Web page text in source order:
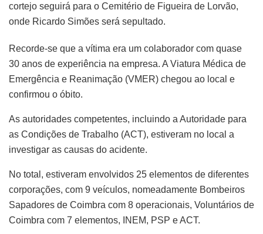
cortejo seguirá para o Cemitério de Figueira de Lorvão,
onde Ricardo Simões será sepultado.
Recorde-se que a vítima era um colaborador com quase
30 anos de experiência na empresa. A Viatura Médica de
Emergência e Reanimação (VMER) chegou ao local e
confirmou o óbito.
As autoridades competentes, incluindo a Autoridade para
as Condições de Trabalho (ACT), estiveram no local a
investigar as causas do acidente.
No total, estiveram envolvidos 25 elementos de diferentes
corporações, com 9 veículos, nomeadamente Bombeiros
Sapadores de Coimbra com 8 operacionais, Voluntários de
Coimbra com 7 elementos, INEM, PSP e ACT.